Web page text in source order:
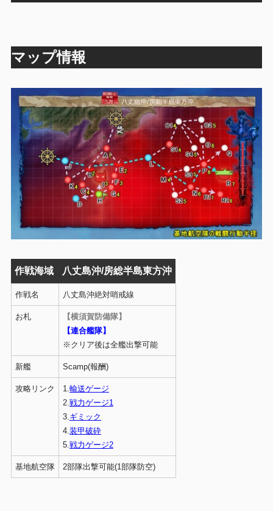
マップ情報
作戦海域 八丈島沖/房総半島東方沖
作戦名 八丈島沖絶対哨戒線
お札
【横須賀防備隊】
【連合艦隊】
※クリア後は全艦出撃可能
新艦 Scamp(報酬)
攻略リンク 1. 輸送ゲージ
2. 戦力ゲージ1
3. ギミック
4. 装甲破砕
5. 戦力ゲージ2
基地航空隊 2部隊出撃可能(1部隊防空)